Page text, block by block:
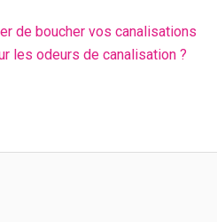
de boucher vos canalisations
les odeurs de canalisation ?